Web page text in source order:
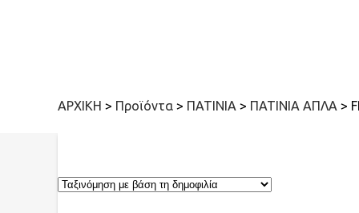
KIDS 18″
ΑΡΧΙΚΗ > Προϊόντα > ΠΑΤΙΝΙΑ > ΠΑΤΙΝΙΑ ΑΠΛΑ >